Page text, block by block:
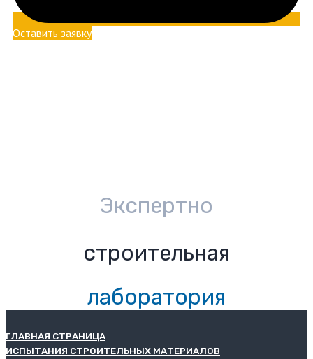
Оставить заявку
Экспертно
строительная
лаборатория
ГЛАВНАЯ СТРАНИЦА
ИСПЫТАНИЯ СТРОИТЕЛЬНЫХ МАТЕРИАЛОВ